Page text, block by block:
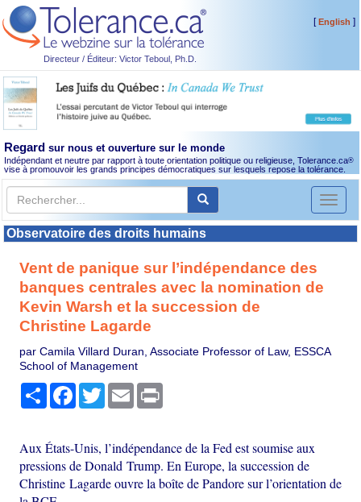
Directeur / Éditeur: Victor Teboul, Ph.D.
[English ]
Regard sur nous et ouverture sur le monde
Indépendant et neutre par rapport à toute orientation politique ou religieuse, Tolerance.ca®
vise à promouvoir les grands principes démocratiques sur lesquels repose la tolérance.
Toggle
Observatoire des droits humains
Vent de panique sur l’indépendance des
banques centrales avec la nomination de
Kevin Warsh et la succession de
Christine Lagarde
par Camila Villard Duran, Associate Professor of Law, ESSCA
School of Management
PartagerFacebook
TwitterEmail
Aux États-Unis, l’indépendance de la Fed est soumise aux
pressions de Donald Trump. En Europe, la succession de
Christine Lagarde ouvre la boîte de Pandore sur l’orientation de